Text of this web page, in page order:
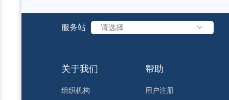
服务站 请选择
关于我们
组织机构
帮助
用户注册